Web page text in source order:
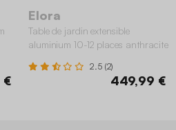
€
Elora
Table de jardin extensible
aluminium 10-12 places anthracite
2.5 (2)
449,99 €